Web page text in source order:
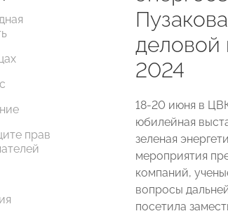
прав
деловой
2024
18-20 июня в
юбилейная
зеленая
мероприятия
компаний,
вопросы
посетила